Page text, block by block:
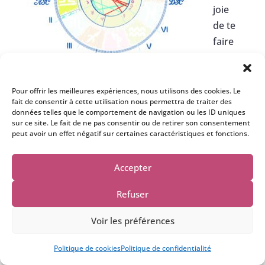
Pour offrir les meilleures expériences, nous utilisons des cookies. Le
fait de consentir à cette utilisation nous permettra de traiter des
données telles que le comportement de navigation ou les ID uniques
sur ce site. Le fait de ne pas consentir ou de retirer son consentement
peut avoir un effet négatif sur certaines caractéristiques et fonctions.
Accepter
Refuser
Voir les préférences
Politique de cookiesPolitique de confidentialité
joie
de te
faire
une astrologie positive qui va t’aider dans ton
processus de transformation personnelle. J’ai à
cœur de t’accompagner sur le chemin qui est le
tien (mission de vie et mission d’âme) afin que
tu puisses te réapproprier ta vie en te libérant
de tous les blocs énergétiques et émotionnels
Je vais te parler de ta maison une afin que tu
puisses saisir sa puissance énergétique.
Ton thème natalest découpé en 12 secteurs